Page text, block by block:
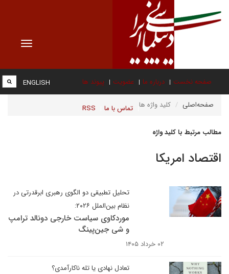
Toggle
صفحه نخست درباره ما عضویت پیوند ها
تماس با ما RSS
ENGLISH
صفحه‌اصلی کلید واژه ها
مطالب مرتبط با کلید واژه
اقتصاد امریکا
تحلیل تطبیقی دو الگوی رهبری ابرقدرتی در
نظام بین‌الملل ۲۰۲۶:
موردکاوی سیاست خارجی دونالد ترامپ
و شی جین‌پینگ
۰۲ خرداد ۱۴۰۵
تعادل نهادی یا تله ناکارآمدی؟